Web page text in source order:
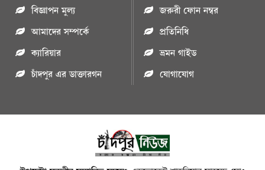
বিজ্ঞাপন মুল্য
আমাদের সম্পর্কে
ক্যারিয়ার
চাঁদপুর এর ডাক্তারগন
জরুরী ফোন নম্বর
প্রতিনিধি
ভ্রমন গাইড
যোগাযোগ